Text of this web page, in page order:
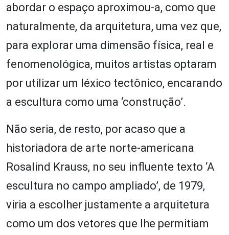
abordar o espaço aproximou-a, como que
naturalmente, da arquitetura, uma vez que,
para explorar uma dimensão física, real e
fenomenológica, muitos artistas optaram
por utilizar um léxico tectônico, encarando
a escultura como uma ‘construção’.
Não seria, de resto, por acaso que a
historiadora de arte norte-americana
Rosalind Krauss, no seu influente texto ‘A
escultura no campo ampliado’, de 1979,
viria a escolher justamente a arquitetura
como um dos vetores que lhe permitiam